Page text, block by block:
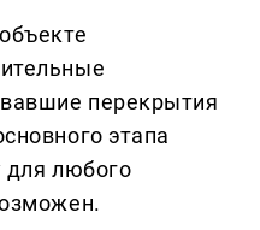
перекрытия
этапа
для любого